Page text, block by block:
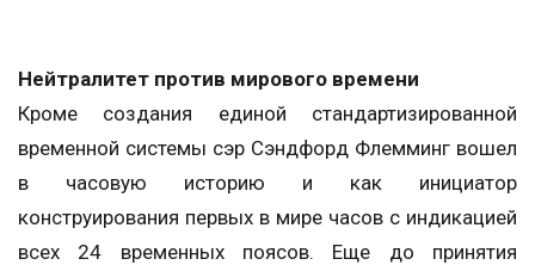
Нейтралитет против мирового времени
Кроме создания единой стандартизированной
временной системы сэр Сэндфорд Флемминг вошел
в часовую историю и как инициатор
конструирования первых в мире часов с индикацией
всех 24 временных поясов. Еще до принятия